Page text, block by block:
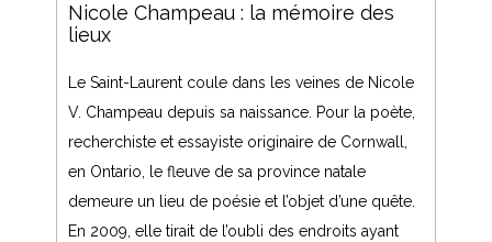
Nicole Champeau : la mémoire des
lieux
Le Saint-Laurent coule dans les veines de Nicole
V. Champeau depuis sa naissance. Pour la poète,
recherchiste et essayiste originaire de Cornwall,
en Ontario, le fleuve de sa province natale
demeure un lieu de poésie et l’objet d’une quête.
En 2009, elle tirait de l’oubli des endroits ayant